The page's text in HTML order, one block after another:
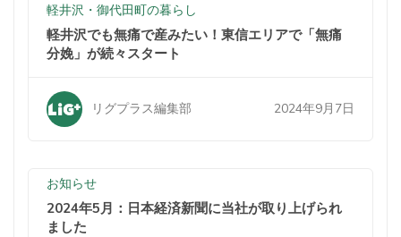
軽井沢・御代田町の暮らし
軽井沢でも無痛で産みたい！東信エリアで「無痛
分娩」が続々スタート
リグプラス編集部 2024年9月7日
お知らせ
2024年5月：日本経済新聞に当社が取り上げられ
ました